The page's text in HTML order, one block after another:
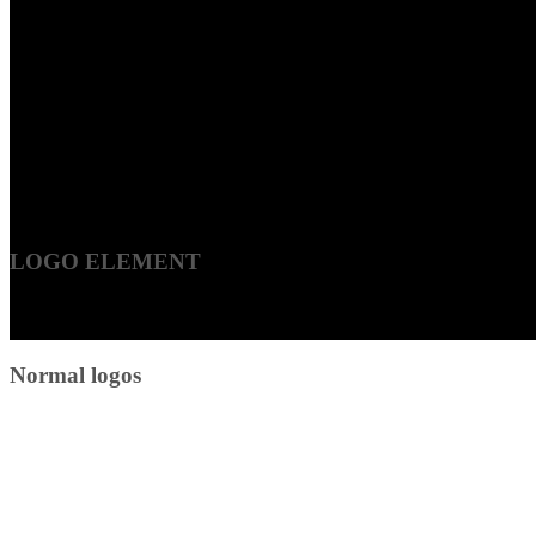
LOGO ELEMENT
Normal logos